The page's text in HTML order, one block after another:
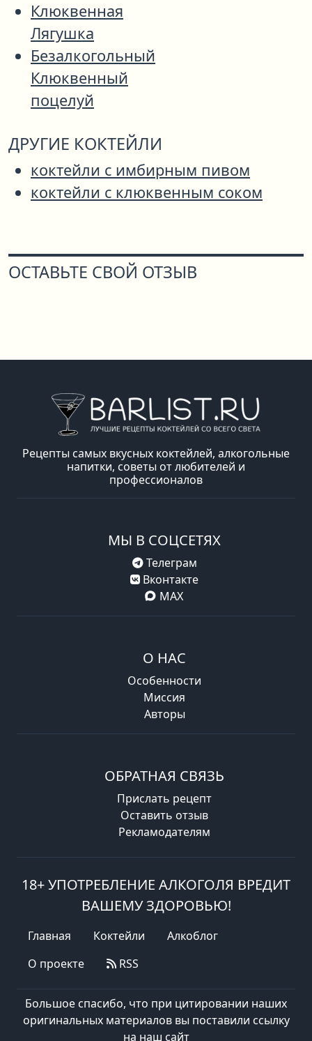
Клюквенная
Лягушка
Безалкогольный
Клюквенный
поцелуй
ДРУГИЕ КОКТЕЙЛИ
коктейли с имбирным пивом
коктейли с клюквенным соком
ОСТАВЬТЕ СВОЙ ОТЗЫВ
Рецепты самых вкусных коктейлей, алкогольные
напитки, советы от любителей и
профессионалов
МЫ В СОЦСЕТЯХ
Телеграм
Вконтакте
MAX
О НАС
Особенности
Миссия
Авторы
ОБРАТНАЯ СВЯЗЬ
Прислать рецепт
Оставить отзыв
Рекламодателям
18+ УПОТРЕБЛЕНИЕ АЛКОГОЛЯ ВРЕДИТ
ВАШЕМУ ЗДОРОВЬЮ!
Главная Коктейли
Алкоблог
О проекте
RSS
Большое спасибо, что при цитировании наших
оригинальных материалов вы поставили ссылку
на наш сайт